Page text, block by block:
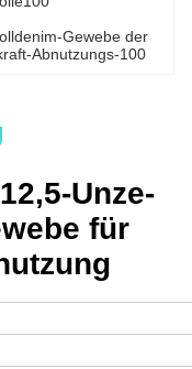
Gewebe der
Abnutzungs-100
Unze-
für